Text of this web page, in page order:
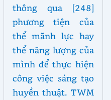
thông qua [248]
phương tiện của
thể mãnh lực hay
thể năng lượng của
mình để thực hiện
công việc sáng tạo
huyền thuật. TWM